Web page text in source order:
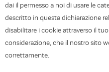
dai il permesso a noi di usare le
descritto in questa dichiarazione
disabilitare i cookie attraverso il
considerazione, che il nostro sito
correttamente.